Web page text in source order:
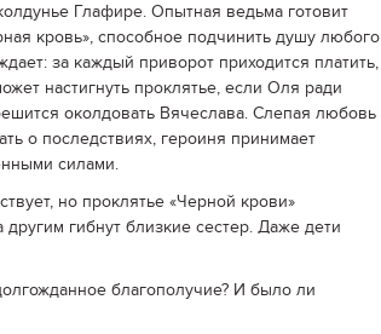
Глафире. Опытная ведьма готовит
кровь», способное подчинить душу любого
за каждый приворот приходится платить,
настигнуть проклятье, если Оля ради
околдовать Вячеслава. Слепая любовь
о последствиях, героиня принимает
силами.
но проклятье «Черной крови»
гибнут близкие сестер. Даже дети
благополучие? И было ли